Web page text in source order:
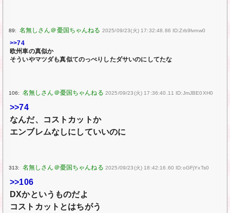
89: 2025/09/23(火) 17:32:48.86 ID:Zrb9lvmw0
>>74
欧州車の真似か
そういやマツダも真似てのっぺりしたダサいのにしてたな
106: 2025/09/23(火) 17:36:40.11 ID:JmJBE0XH0
>>74
なんだ、コストカットか
エンブレムなしにしていいのに
313: 2025/09/23(火) 18:42:16.60 ID:oGFjYxTs0
>>106
DXかというものだよ
コストカットとはちがう